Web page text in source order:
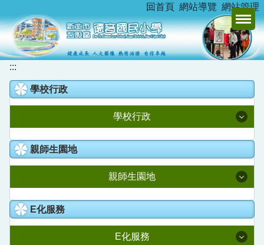
到
主
要
內
容
區
:::
回首頁 網站導覽 網站管理
:::
學校行政
學校行政
校長室
親師生園地
親師生園地
升學資訊
E化服務
E化服務